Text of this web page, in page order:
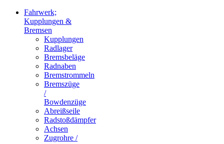
Fahrwerk;
Kupplungen &
Bremsen
Kupplungen
Radlager
Bremsbeläge
Radnaben
Bremstrommeln
Bremszüge
/
Bowdenzüge
Abreißseile
Radstoßdämpfer
Achsen
Zugrohre /